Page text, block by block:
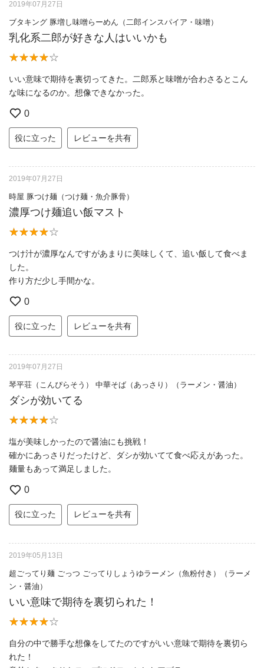
2019年07月27日
ブタキング 豚増し味噌らーめん（二郎インスパイア・味噌）
乳化系二郎が好きな人はいいかも
いい意味で期待を裏切ってきた。二郎系と味噌が合わさるとこん
な味になるのか。想像できなかった。
0
役に立った レビューを共有
2019年07月27日
時屋 豚つけ麺（つけ麺・魚介豚骨）
濃厚つけ麺追い飯マスト
つけ汁が濃厚なんですがあまりに美味しくて、追い飯して食べま
した。
作り方だ少し手間かな。
0
役に立った レビューを共有
2019年07月27日
琴平荘（こんぴらそう） 中華そば（あっさり）（ラーメン・醤油）
ダシが効いてる
塩が美味しかったので醤油にも挑戦！
確かにあっさりだったけど、ダシが効いてて食べ応えがあった。
麺量もあって満足しました。
0
役に立った レビューを共有
2019年05月13日
超ごってり麺 ごっつ ごってりしょうゆラーメン（魚粉付き）（ラーメ
ン・醤油）
いい意味で期待を裏切られた！
自分の中で勝手な想像をしてたのですがいい意味で期待を裏切ら
れた！